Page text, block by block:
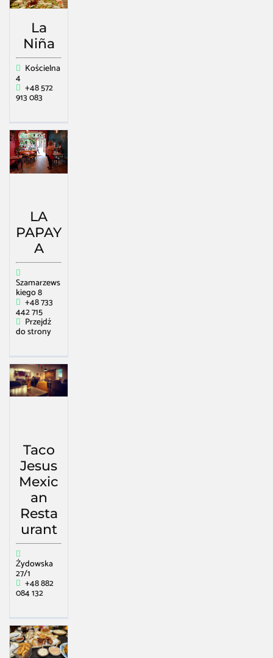
La
Niña
Kościelna
4
+48 572
913 083
LA
PAPAY
A
Szamarzews
kiego 8
+48 733
442 715
Przejdź
do strony
Taco
Jesus
Mexic
an
Resta
urant
Żydowska
27/1
+48 882
084 132